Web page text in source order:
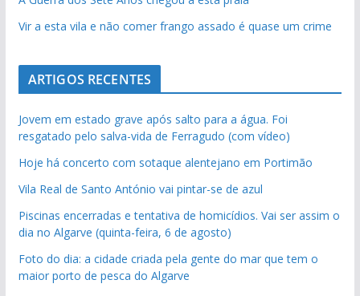
Vir a esta vila e não comer frango assado é quase um crime
ARTIGOS RECENTES
Jovem em estado grave após salto para a água. Foi
resgatado pelo salva-vida de Ferragudo (com vídeo)
Hoje há concerto com sotaque alentejano em Portimão
Vila Real de Santo António vai pintar-se de azul
Piscinas encerradas e tentativa de homicídios. Vai ser assim o
dia no Algarve (quinta-feira, 6 de agosto)
Foto do dia: a cidade criada pela gente do mar que tem o
maior porto de pesca do Algarve